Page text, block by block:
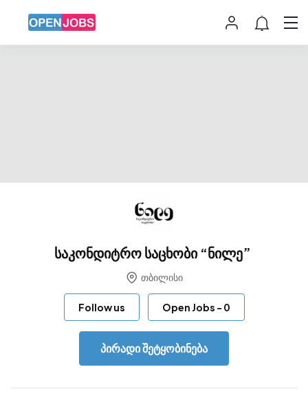
საკონდიტრო საცხობი “ნილე”
თბილისი
Follow us Open Jobs - 0
პირადი შეტყობინება